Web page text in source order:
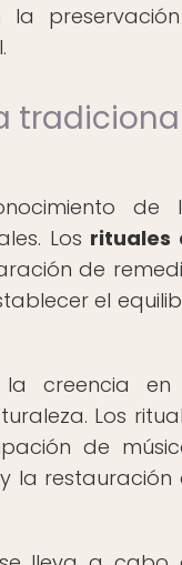
la
de
Los rituales
de
el
creencia en
Los
de
la restauración